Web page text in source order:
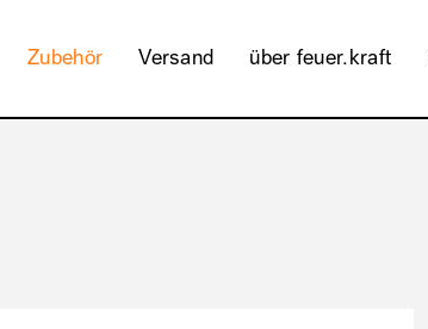
Zubehör Versand über feuer.kraft